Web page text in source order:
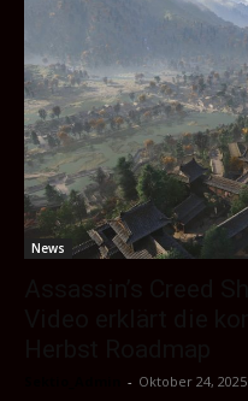
News
- Oktober 24, 2025